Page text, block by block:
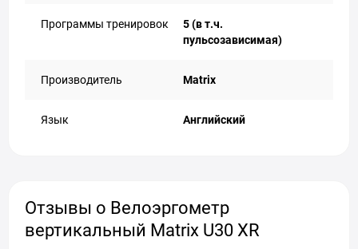
Программы тренировок
5 (в т.ч.
пульсозависимая)
Производитель Matrix
Язык Английский
Отзывы о Велоэргометр
вертикальный Matrix U30 XR